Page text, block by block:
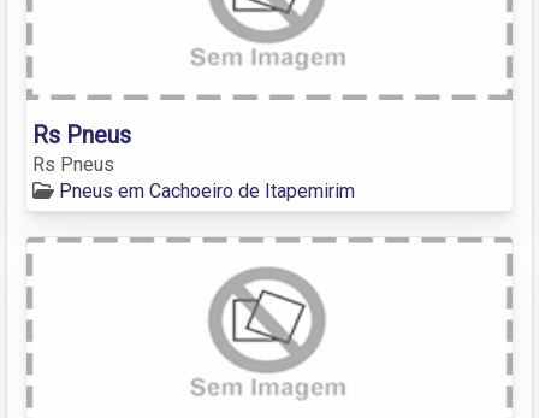
Rs Pneus
Rs Pneus
Pneus em Cachoeiro de Itapemirim